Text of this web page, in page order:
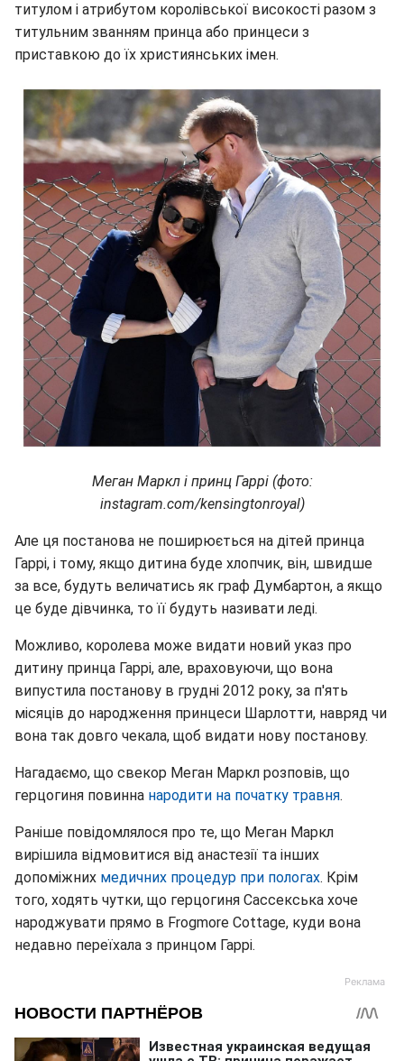
титулом і атрибутом королівської високості разом з
титульним званням принца або принцеси з
приставкою до їх християнських імен.
Меган Маркл і принц Гаррі (фото:
instagram.com/kensingtonroyal)
Але ця постанова не поширюється на дітей принца
Гаррі, і тому, якщо дитина буде хлопчик, він, швидше
за все, будуть величатись як граф Думбартон, а якщо
це буде дівчинка, то її будуть називати леді.
Можливо, королева може видати новий указ про
дитину принца Гаррі, але, враховуючи, що вона
випустила постанову в грудні 2012 року, за п'ять
місяців до народження принцеси Шарлотти, навряд чи
вона так довго чекала, щоб видати нову постанову.
Нагадаємо, що свекор Меган Маркл розповів, що
герцогиня повинна народити на початку травня.
Раніше повідомлялося про те, що Меган Маркл
вирішила відмовитися від анастезії та інших
допоміжних медичних процедур при пологах. Крім
того, ходять чутки, що герцогиня Сассекська хоче
народжувати прямо в Frogmore Cottage, куди вона
недавно переїхала з принцом Гаррі.